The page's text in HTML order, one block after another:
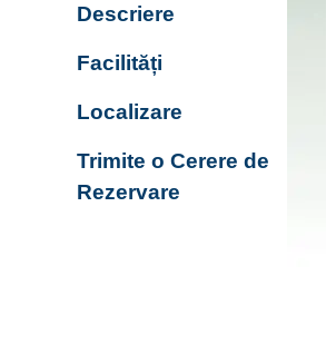
Descriere
Facilități
Localizare
Trimite o Cerere de
Rezervare